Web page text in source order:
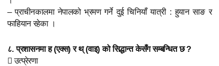
– प्राचीनकालमा नेपालको भ्रमण गर्ने दुई चिनियाँ यात्री : हुयान साङ र
फाहियान रहेका ।
८. प्रशासनमा ह (एक्स) र थ् (वाइ) को सिद्धान्त केसँग सम्बन्धित छ ?
 उत्प्रेरणा